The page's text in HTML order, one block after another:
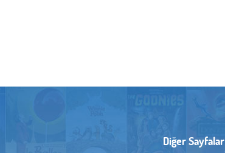
Diğer Sayfalar